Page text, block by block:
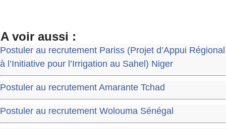
A voir aussi :
Postuler au recrutement Pariss (Projet d’Appui Régional
à l’Initiative pour l’Irrigation au Sahel) Niger
Postuler au recrutement Amarante Tchad
Postuler au recrutement Wolouma Sénégal